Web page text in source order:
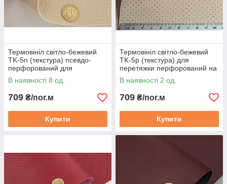
Термовініл світло-бежевий
TK-5n (текстура) псевдо-
перфорований для
перетяжки на каучуковій
основі
В наявності 8 од.
709 ₴/пог.м
Купити
Термовініл світло-бежевий
TK-5p (текстура) для
перетяжки перфорований на
каучуковій основі
В наявності 2 од.
709 ₴/пог.м
Купити